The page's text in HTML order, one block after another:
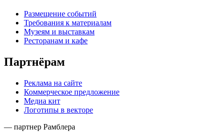
Размещение событий
Требования к материалам
Музеям и выставкам
Ресторанам и кафе
Партнёрам
Реклама на сайте
Коммерческое предложение
Медиа кит
Логотипы в векторе
— партнер Рамблера